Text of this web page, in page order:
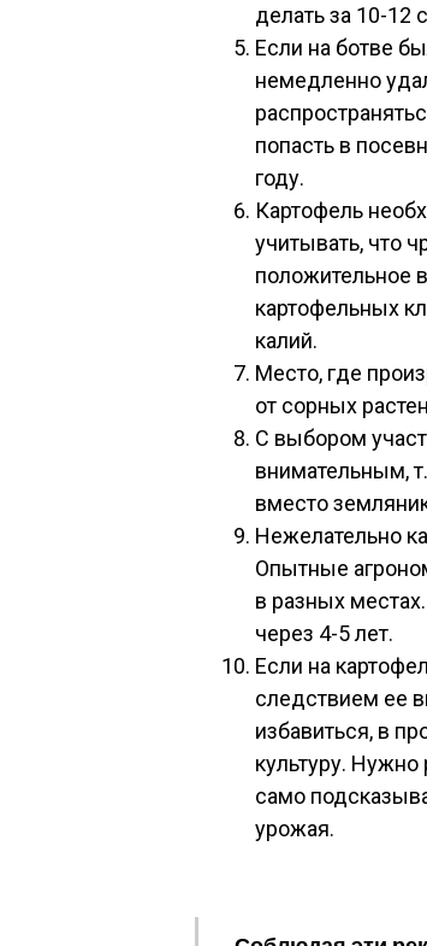
делать за 10-12
Если на ботве
немедленно
попасть в
году.
Картофель
учитывать, что
положительное
картофельных
калий.
Место, где
от сорных
С выбором
внимательным,
вместо
Нежелательно
Опытные
в разных
через 4-5 лет.
Если на
следствием ее
избавиться, в
культуру. Нужно
само
урожая.